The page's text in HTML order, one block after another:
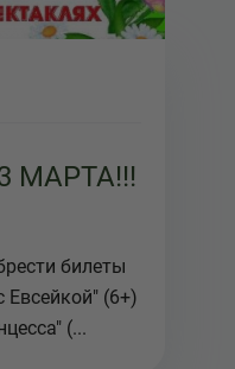
МАРТА!!!
билеты
Евсейкой" (6+)
(...